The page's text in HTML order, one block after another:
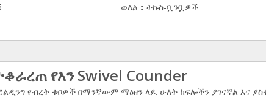
ወለል： ትኩስ-ቧንቧዎች
የእን Swivel Counder
የብረት ቱቦዎች በማንኛውም ማዕዘን ላይ. ሁለት ክፍሎችን ያገናኛል እና